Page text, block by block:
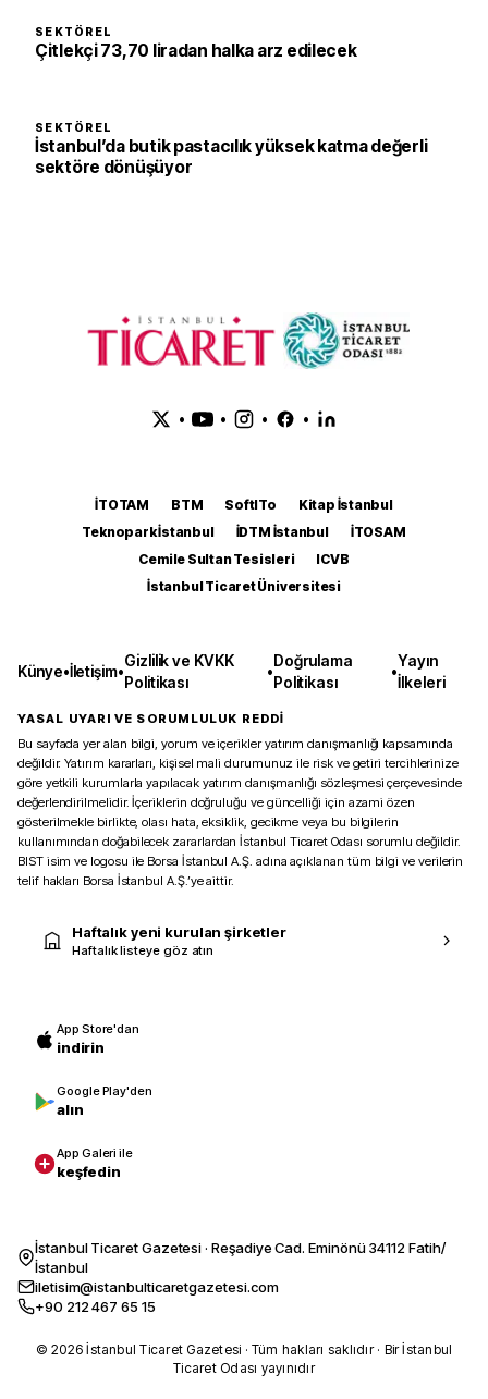
SEKTÖREL
Çitlekçi 73,70 liradan halka arz edilecek
SEKTÖREL
İstanbul’da butik pastacılık yüksek katma değerli
sektöre dönüşüyor
• • • •
İTOTAM BTM SoftITo
Kitap İstanbul
Teknopark İstanbul
İDTM İstanbul
İTOSAM
Cemile Sultan Tesisleri
ICVB
İstanbul Ticaret Üniversitesi
Künye•İletişim•
Gizlilik ve KVKK
Politikası
•
Doğrulama
Politikası
•
Yayın
İlkeleri
YASAL UYARI VE SORUMLULUK REDDİ
Bu sayfada yer alan bilgi, yorum ve içerikler yatırım danışmanlığı kapsamında
değildir. Yatırım kararları, kişisel mali durumunuz ile risk ve getiri tercihlerinize
göre yetkili kurumlarla yapılacak yatırım danışmanlığı sözleşmesi çerçevesinde
değerlendirilmelidir. İçeriklerin doğruluğu ve güncelliği için azami özen
gösterilmekle birlikte, olası hata, eksiklik, gecikme veya bu bilgilerin
kullanımından doğabilecek zararlardan İstanbul Ticaret Odası sorumlu değildir.
BIST isim ve logosu ile Borsa İstanbul A.Ş. adına açıklanan tüm bilgi ve verilerin
telif hakları Borsa İstanbul A.Ş.’ye aittir.
Haftalık yeni kurulan şirketler
Haftalık listeye göz atın
App Store'dan
indirin
Google Play'den
alın
App Galeri ile
keşfedin
İstanbul Ticaret Gazetesi · Reşadiye Cad. Eminönü 34112 Fatih/
İstanbul
iletisim@istanbulticaretgazetesi.com
+90 212 467 65 15
© 2026 İstanbul Ticaret Gazetesi · Tüm hakları saklıdır · Bir İstanbul
Ticaret Odası yayınıdır